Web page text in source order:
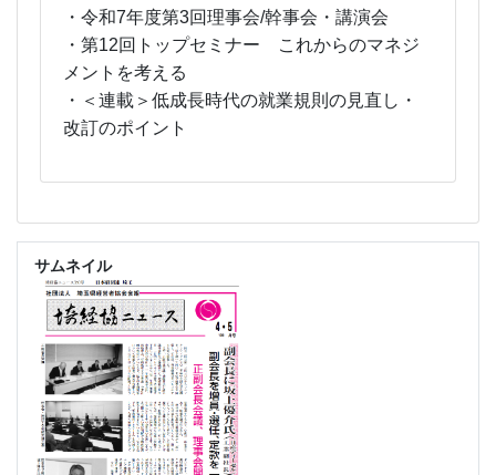
・令和7年度第3回理事会/幹事会・講演会
・第12回トップセミナー これからのマネジ
メントを考える
・＜連載＞低成長時代の就業規則の見直し・
改訂のポイント
サムネイル